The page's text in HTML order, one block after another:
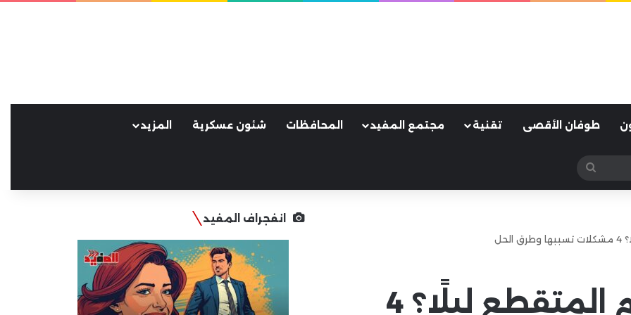
طوفان الأقصى تقنية مجتمع المفيد المحافظات شئون عسكرية المزيد
بحث
عن
هل تعانى من النوم المتقطع ليلًا؟ 4
انفجراف المفيد